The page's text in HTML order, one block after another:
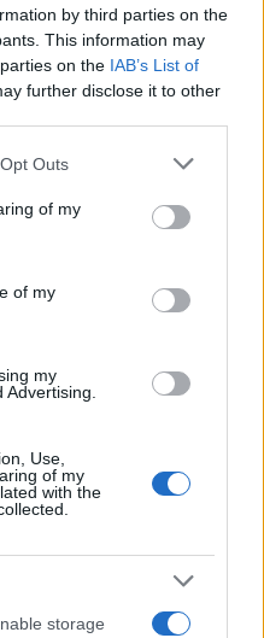
by third parties on the
This information may
on the IAB’s List of
further disclose it to other
uses one or more Google
You may click to
and its third-party tags to
purposes in below Google
Outs
of my
of my
my
Use,
of my
with the
storage
S
h
a
re
sold out ad Olbia per il
per i 30 anni del Diving